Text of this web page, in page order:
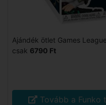
Ajándék ötlet Games
csak 6790 Ft
Tovább a Funko